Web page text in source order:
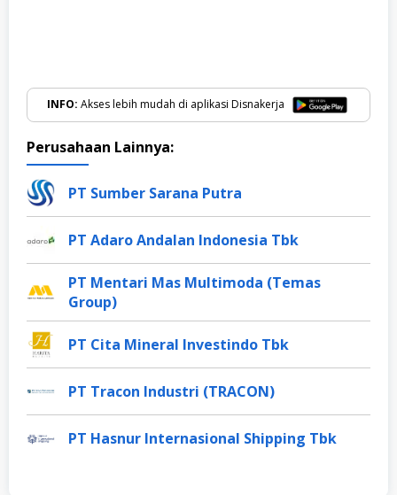
INFO: Akses lebih mudah di aplikasi Disnakerja
Perusahaan Lainnya:
PT Sumber Sarana Putra
PT Adaro Andalan Indonesia Tbk
PT Mentari Mas Multimoda (Temas
Group)
PT Cita Mineral Investindo Tbk
PT Tracon Industri (TRACON)
PT Hasnur Internasional Shipping Tbk